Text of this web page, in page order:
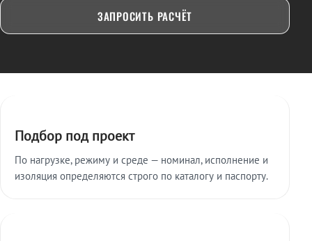
ЗАПРОСИТЬ РАСЧЁТ
Подбор под проект
По нагрузке, режиму и среде — номинал, исполнение и
изоляция определяются строго по каталогу и паспорту.